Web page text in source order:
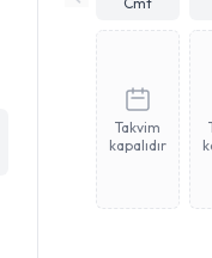
Takvim
kapalıdır